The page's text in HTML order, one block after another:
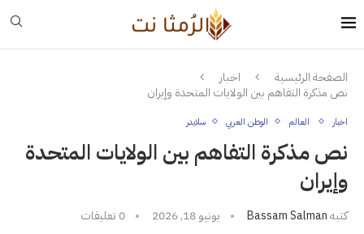
الصفحة الرئيسية
اخبار
نص مذكرة التفاهم بين الولايات المتحدة وإيران
اخبار العالم الوطن العربي سلايدر
نص مذكرة التفاهم بين الولايات المتحدة
وإيران
كتبهBassam Salman يونيو 18, 2026 0 تعليقات